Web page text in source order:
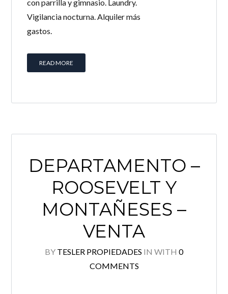
con parrilla y gimnasio. Laundry.
Vigilancia nocturna. Alquiler más
gastos.
READ MORE
DEPARTAMENTO –
ROOSEVELT Y
MONTAÑESES –
VENTA
BY TESLER PROPIEDADES IN WITH 0
COMMENTS